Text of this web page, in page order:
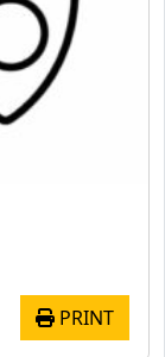
PRINT